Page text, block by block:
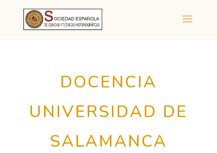
DOCENCIA
UNIVERSIDAD DE
SALAMANCA